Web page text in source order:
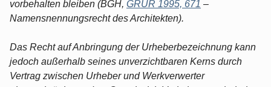
vorbehalten bleiben (BGH, GRUR 1995, 671 –
Namensnennungsrecht des Architekten).
Das Recht auf Anbringung der Urheberbezeichnung kann
jedoch außerhalb seines unverzichtbaren Kerns durch
Vertrag zwischen Urheber und Werkverwerter